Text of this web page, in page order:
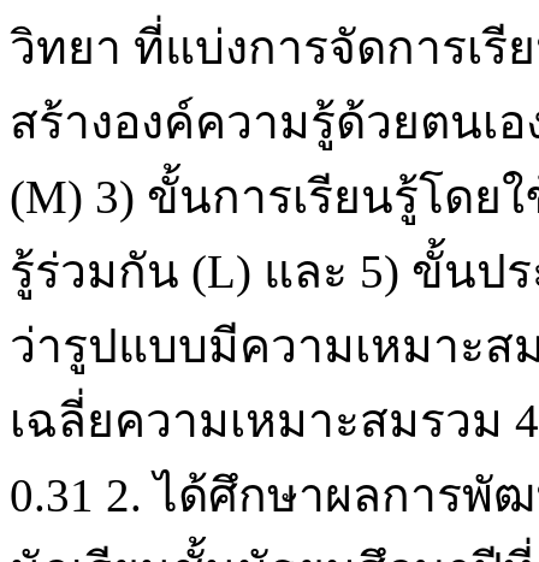
วิทยา ที่แบ่งการจัดการเ
สร้างองค์ความรู้ด้วยตนเอ
(M) 3) ขั้นการเรียนรู้โดย
รู้ร่วมกัน (L) และ 5) ขั้นป
ว่ารูปแบบมีความเหมาะ
เฉลี่ยความเหมาะสมรวม
0.31 2. ได้ศึกษาผลการ